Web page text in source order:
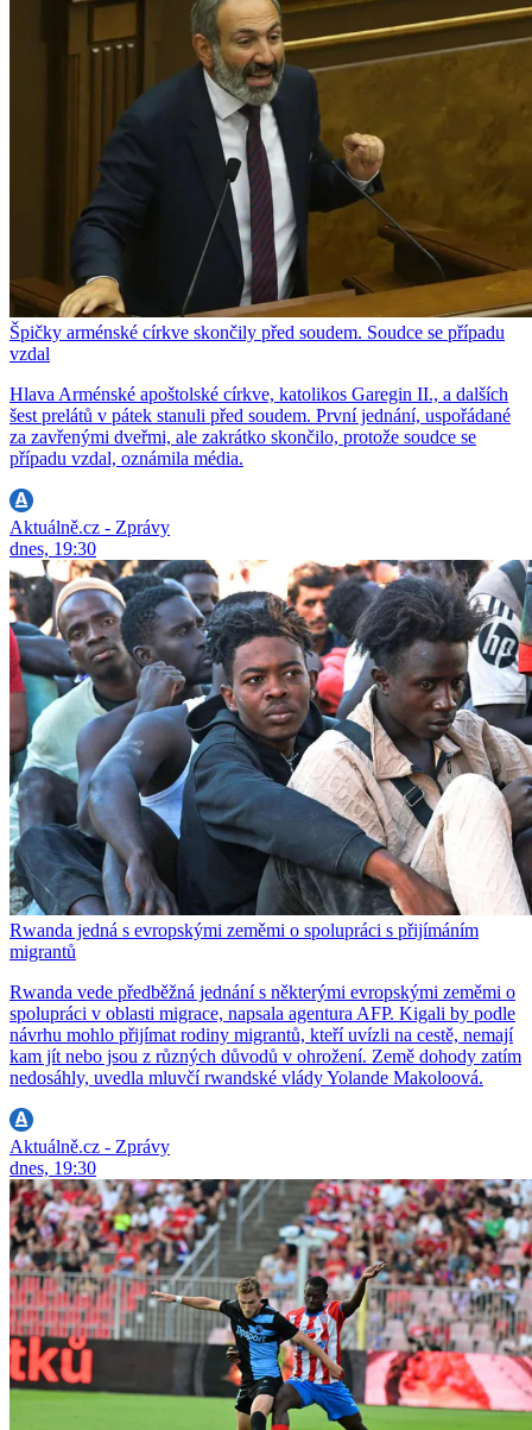
Špičky arménské církve skončily před soudem. Soudce se případu
vzdal
Hlava Arménské apoštolské církve, katolikos Garegin II., a dalších
šest prelátů v pátek stanuli před soudem. První jednání, uspořádané
za zavřenými dveřmi, ale zakrátko skončilo, protože soudce se
případu vzdal, oznámila média.
Aktuálně.cz - Zprávy
dnes, 19:30
Rwanda jedná s evropskými zeměmi o spolupráci s přijímáním
migrantů
Rwanda vede předběžná jednání s některými evropskými zeměmi o
spolupráci v oblasti migrace, napsala agentura AFP. Kigali by podle
návrhu mohlo přijímat rodiny migrantů, kteří uvízli na cestě, nemají
kam jít nebo jsou z různých důvodů v ohrožení. Země dohody zatím
nedosáhly, uvedla mluvčí rwandské vlády Yolande Makoloová.
Aktuálně.cz - Zprávy
dnes, 19:30